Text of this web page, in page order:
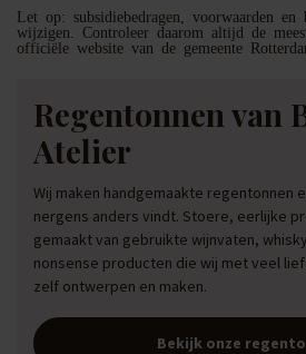
Let op: subsidiebedragen, voorwaarden en
wijzigen. Controleer daarom altijd de
officiële website van de gemeente
Regentonnen van
Atelier
Wij maken handgemaakte regentonnen
nergens anders vindt. Stoere, eerlijke
gemaakt van gebruikte wijnvaten,
nonsense producten die wij met veel
zelf ontwerpen en maken.
Bekijk onze